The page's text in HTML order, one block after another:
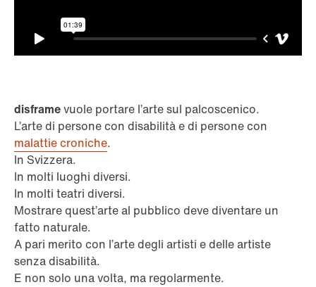
disframevuole portare l’arte sul palcoscenico.
L’arte di persone con disabilità e di persone con
malattie croniche.
In Svizzera.
In molti luoghi diversi.
In molti teatri diversi.
Mostrare quest’arte al pubblico deve diventare un
fatto naturale.
A pari merito con l’arte degli artisti e delle artiste
senza disabilità.
E non solo una volta, ma regolarmente.